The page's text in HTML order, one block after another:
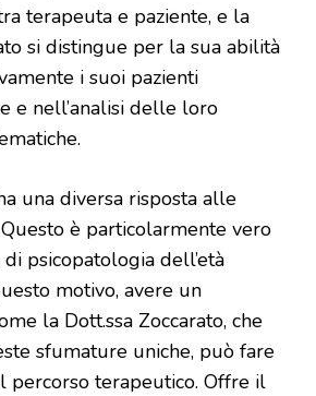
terapeuta e paziente, e la
si distingue per la sua abilità
i suoi pazienti
e nell’analisi delle loro
una diversa risposta alle
è particolarmente vero
psicopatologia dell’età
motivo, avere un
la Dott.ssa Zoccarato, che
sfumature uniche, può fare
percorso terapeutico. Offre il